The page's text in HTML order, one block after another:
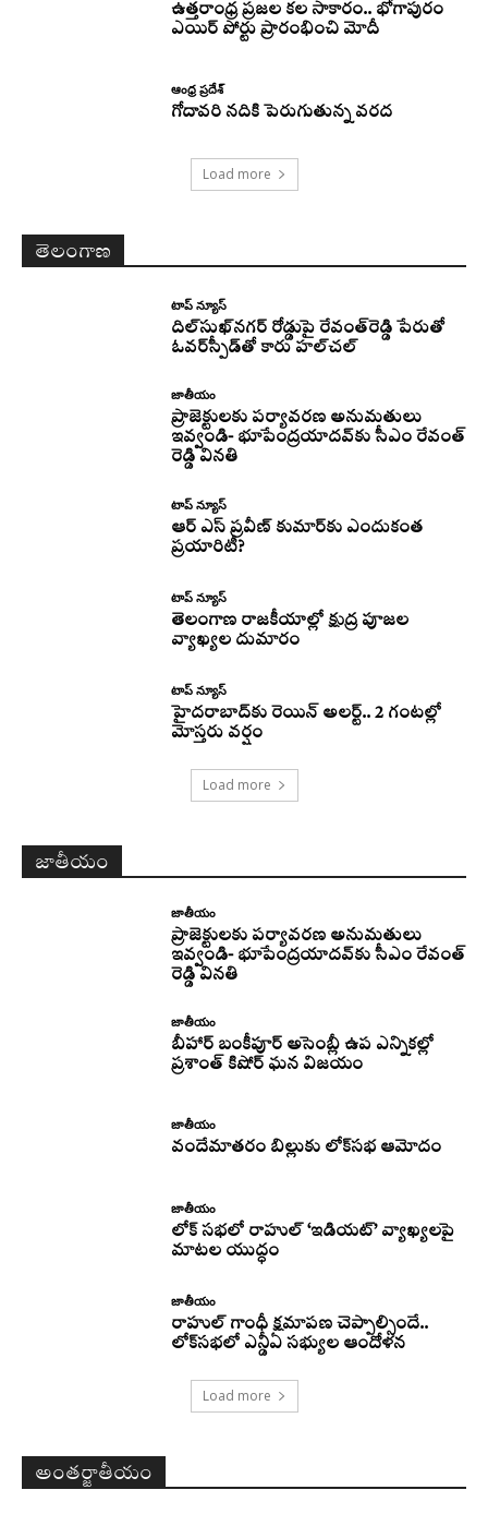
ఉత్తరాంధ్ర ప్రజల కల సాకారం.. భోగాపురం
ఎయిర్ పోర్టు ప్రారంభించి మోదీ
ఆంధ్ర ప్రదేశ్
గోదావరి నదికి పెరుగుతున్న వరద
Load more
తెలంగాణ
టాప్ న్యూస్
దిల్‌సుఖ్‌నగర్‌ రోడ్డుపై రేవంత్‌రెడ్డి పేరుతో
ఓవర్‌స్పీడ్‌తో కారు హల్‌చల్‌
జాతీయం
ప్రాజెక్టులకు పర్యావరణ అనుమతులు
ఇవ్వండి- భూపేంద్రయాదవ్‌కు సీఎం రేవంత్‌
రెడ్డి వినతి
టాప్ న్యూస్
ఆర్ ఎస్ ప్రవీణ్ కుమార్‌కు ఎందుకంత
ప్రయారిటీ?
టాప్ న్యూస్
తెలంగాణ రాజకీయాల్లో క్షుద్ర పూజల
వ్యాఖ్యల దుమారం
టాప్ న్యూస్
హైదరాబాద్‌కు రెయిన్‌ అలర్ట్.. 2 గంటల్లో
మోస్తరు వర్షం
Load more
జాతీయం
జాతీయం
ప్రాజెక్టులకు పర్యావరణ అనుమతులు
ఇవ్వండి- భూపేంద్రయాదవ్‌కు సీఎం రేవంత్‌
రెడ్డి వినతి
జాతీయం
బీహార్ బంకీపూర్ అసెంబ్లీ ఉప ఎన్నికల్లో
ప్రశాంత్ కిషోర్ ఘన విజయం
జాతీయం
వందేమాతరం బిల్లుకు లోక్‌సభ ఆమోదం
జాతీయం
లోక్ సభలో రాహుల్ ‘ఇడియట్’ వ్యాఖ్యలపై
మాటల యుద్ధం
జాతీయం
రాహుల్‌ గాంధీ క్షమాపణ చెప్పాల్సిందే..
లోక్‌సభలో ఎన్డీఏ సభ్యుల ఆందోళన
Load more
అంతర్జాతీయం